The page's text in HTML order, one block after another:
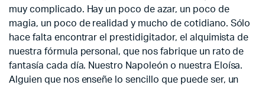
muy complicado. Hay un poco de azar, un poco de
magia, un poco de realidad y mucho de cotidiano. Sólo
hace falta encontrar el prestidigitador, el alquimista de
nuestra fórmula personal, que nos fabrique un rato de
fantasía cada día. Nuestro Napoleón o nuestra Eloísa.
Alguien que nos enseñe lo sencillo que puede ser, un